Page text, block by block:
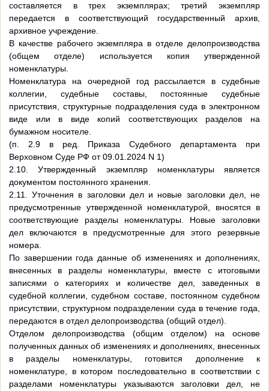
составляется в трех экземплярах; третий экземпляр
передается в соответствующий государственный архив,
архивное учреждение.
В качестве рабочего экземпляра в отделе делопроизводства
(общем отделе) используется копия утвержденной
номенклатуры.
Номенклатура на очередной год рассылается в судебные
коллегии, судебные составы, постоянные судебные
присутствия, структурные подразделения суда в электронном
виде или в виде копий соответствующих разделов на
бумажном носителе.
(п. 2.9 в ред. Приказа Судебного департамента при
Верховном Суде РФ от 09.01.2024 N 1)
2.10. Утвержденный экземпляр номенклатуры является
документом постоянного хранения.
2.11. Уточнения в заголовки дел и новые заголовки дел, не
предусмотренные утвержденной номенклатурой, вносятся в
соответствующие разделы номенклатуры. Новые заголовки
дел включаются в предусмотренные для этого резервные
номера.
По завершении года данные об изменениях и дополнениях,
внесенных в разделы номенклатуры, вместе с итоговыми
записями о категориях и количестве дел, заведенных в
судебной коллегии, судебном составе, постоянном судебном
присутствии, структурном подразделении суда в течение года,
передаются в отдел делопроизводства (общий отдел).
Отделом делопроизводства (общим отделом) на основе
полученных данных об изменениях и дополнениях, внесенных
в разделы номенклатуры, готовится дополнение к
номенклатуре, в котором последовательно в соответствии с
разделами номенклатуры указываются заголовки дел, не